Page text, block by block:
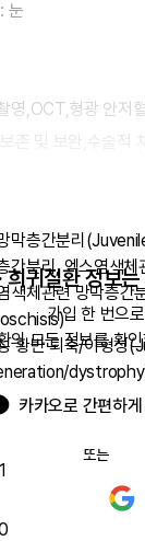
눈
영,OCT,형광 안저
보존 및 보완,수술적
막층간분리
간분리, 엑스염색
색체관련 망막층간
황반 퇴축/이형성
희귀질환 정보
가입 한 번으로
의 모든 정보를 확
카카오로 간편하게
또는